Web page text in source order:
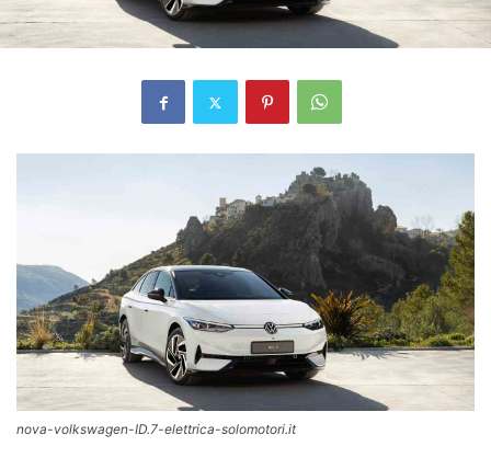
nova-volkswagen-ID.7-elettrica-solomotori.it